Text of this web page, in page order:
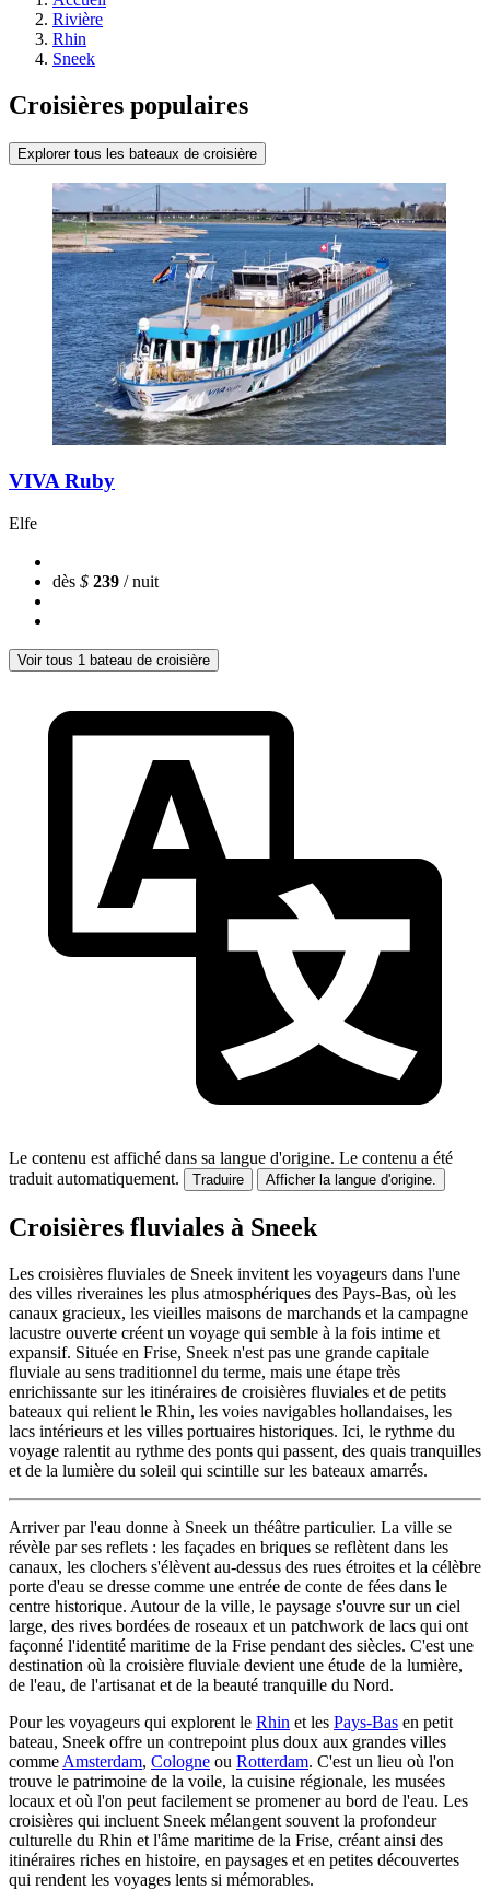
Rivière
Rhin
Sneek
Croisières populaires
Explorer tous les bateaux de croisière
VIVA Ruby
Elfe
dès $ 239 / nuit
Voir tous 1 bateau de croisière
Le contenu est affiché dans sa langue d'origine. Le contenu a été
traduit automatiquement.
Traduire Afficher la langue d'origine.
Croisières fluviales à Sneek
Les croisières fluviales de Sneek invitent les voyageurs dans l'une
des villes riveraines les plus atmosphériques des Pays-Bas, où les
canaux gracieux, les vieilles maisons de marchands et la campagne
lacustre ouverte créent un voyage qui semble à la fois intime et
expansif. Située en Frise, Sneek n'est pas une grande capitale
fluviale au sens traditionnel du terme, mais une étape très
enrichissante sur les itinéraires de croisières fluviales et de petits
bateaux qui relient le Rhin, les voies navigables hollandaises, les
lacs intérieurs et les villes portuaires historiques. Ici, le rythme du
voyage ralentit au rythme des ponts qui passent, des quais tranquilles
et de la lumière du soleil qui scintille sur les bateaux amarrés.
Arriver par l'eau donne à Sneek un théâtre particulier. La ville se
révèle par ses reflets : les façades en briques se reflètent dans les
canaux, les clochers s'élèvent au-dessus des rues étroites et la célèbre
porte d'eau se dresse comme une entrée de conte de fées dans le
centre historique. Autour de la ville, le paysage s'ouvre sur un ciel
large, des rives bordées de roseaux et un patchwork de lacs qui ont
façonné l'identité maritime de la Frise pendant des siècles. C'est une
destination où la croisière fluviale devient une étude de la lumière,
de l'eau, de l'artisanat et de la beauté tranquille du Nord.
Pour les voyageurs qui explorent le Rhin et les Pays-Bas en petit
bateau, Sneek offre un contrepoint plus doux aux grandes villes
comme Amsterdam, Cologne ou Rotterdam. C'est un lieu où l'on
trouve le patrimoine de la voile, la cuisine régionale, les musées
locaux et où l'on peut facilement se promener au bord de l'eau. Les
croisières qui incluent Sneek mélangent souvent la profondeur
culturelle du Rhin et l'âme maritime de la Frise, créant ainsi des
itinéraires riches en histoire, en paysages et en petites découvertes
qui rendent les voyages lents si mémorables.